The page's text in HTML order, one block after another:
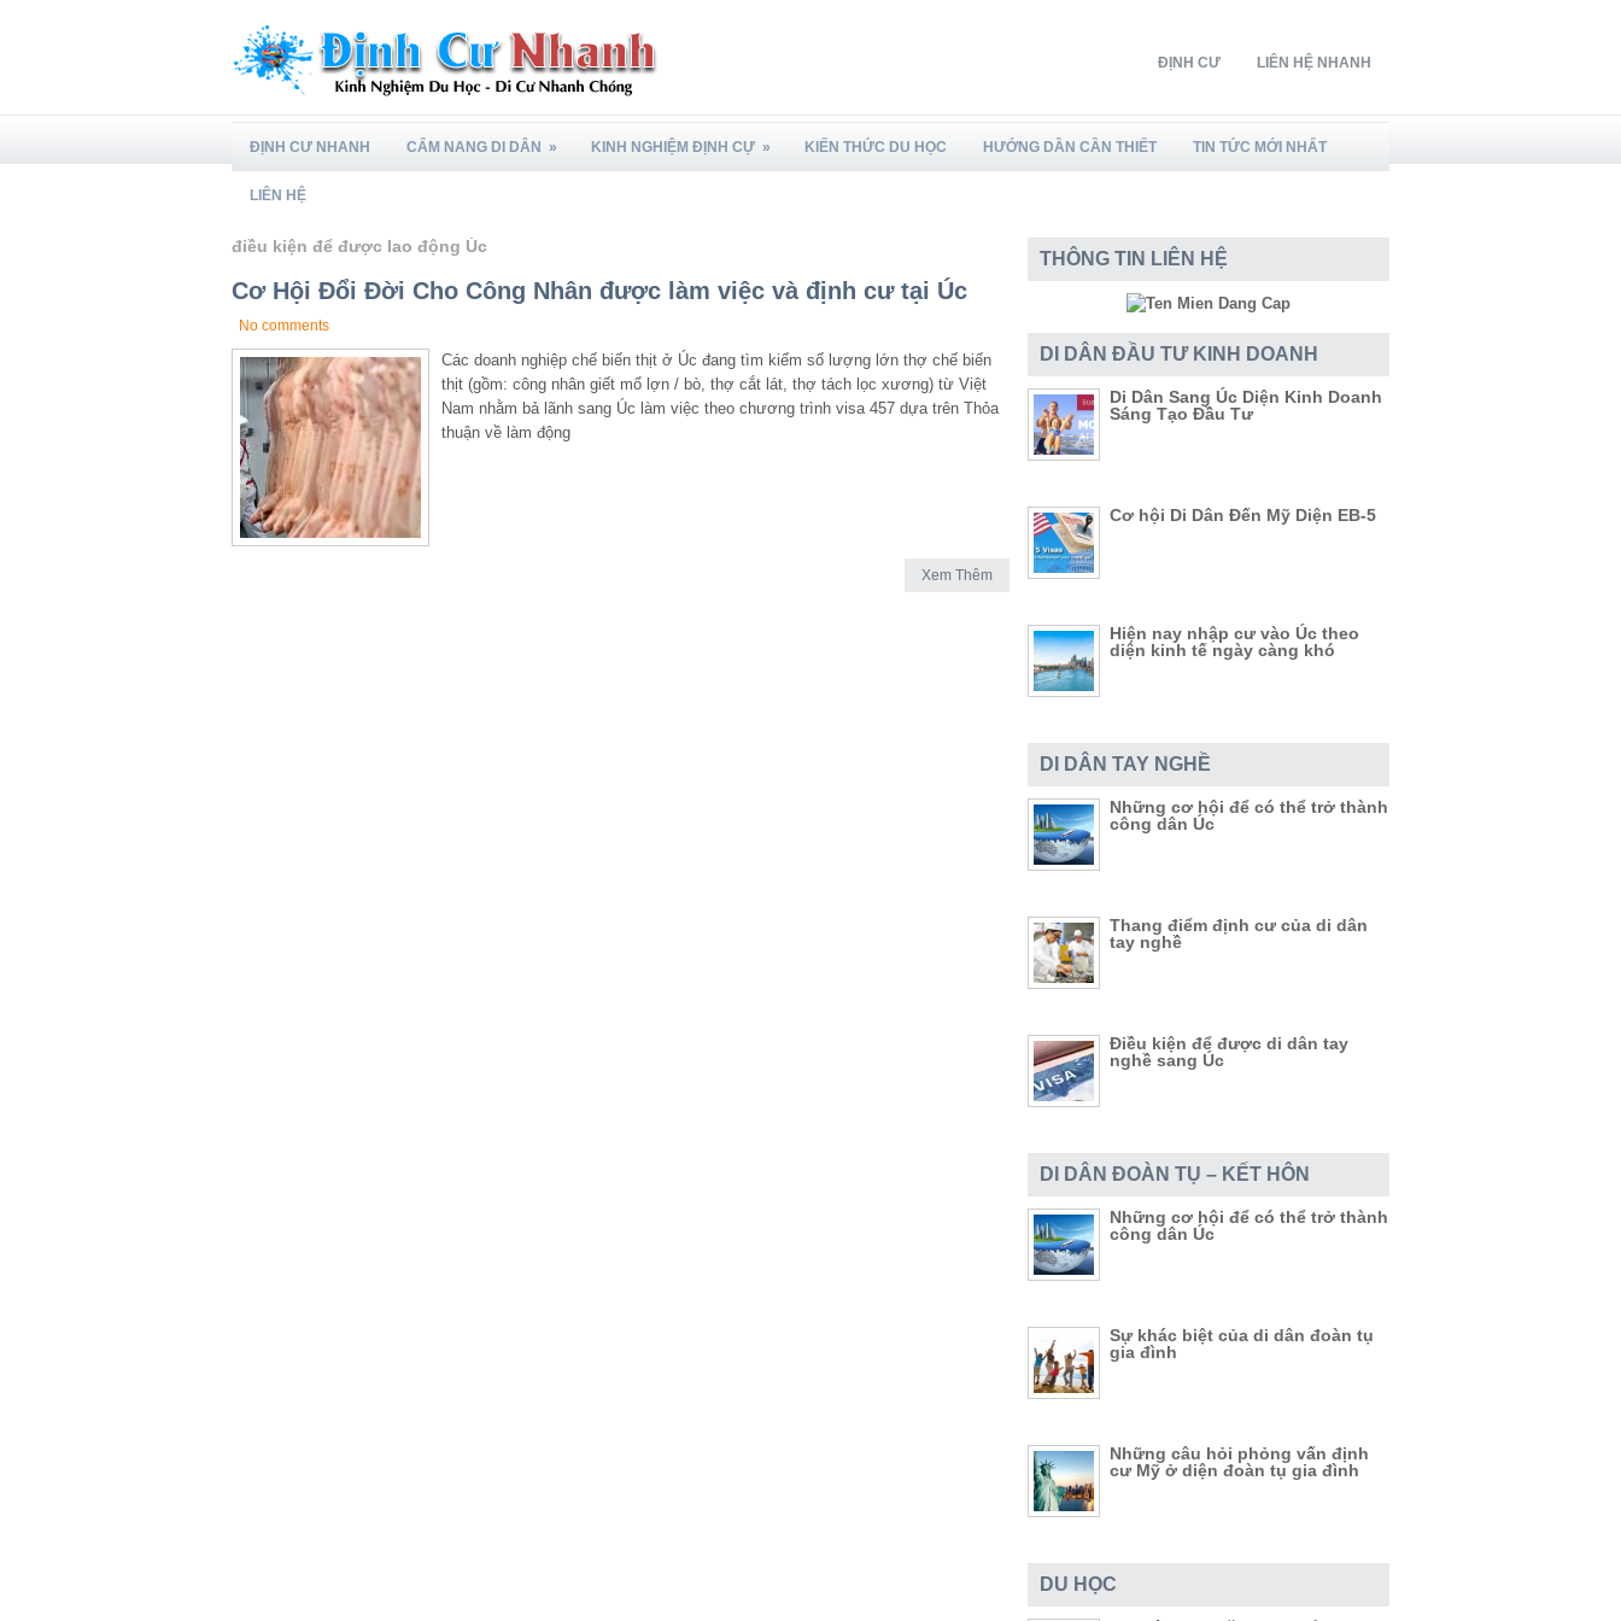
ĐỊNH CƯ LIÊN HỆ NHANH
ĐỊNH CƯ NHANH CẨM NANG DI DÂN » KINH NGHIỆM ĐỊNH CỰ » KIẾN THỨC DU HỌC HƯỚNG DẦN CẦN THIẾT TIN TỨC MỚI NHẤT
LIÊN HỆ
điều kiện để được lao động Úc
Cơ Hội Đổi Đời Cho Công Nhân được làm việc và định cư tại Úc
No comments
Các doanh nghiệp chế biến thịt ở Úc đang tìm kiếm số lượng lớn thợ chế biến
thịt (gồm: công nhân giết mổ lợn / bò, thợ cắt lát, thợ tách lọc xương) từ Việt
Nam nhằm bả lãnh sang Úc làm việc theo chương trình visa 457 dựa trên Thỏa
thuận về làm động
Xem Thêm
THÔNG TIN LIÊN HỆ
DI DÂN ĐẦU TƯ KINH DOANH
Di Dân Sang Úc Diện Kinh Doanh
Sáng Tạo Đầu Tư
Cơ hội Di Dân Đến Mỹ Diện EB-5
Hiện nay nhập cư vào Úc theo
diện kinh tế ngày càng khó
DI DÂN TAY NGHỀ
Những cơ hội để có thể trở thành
công dân Úc
Thang điểm định cư của di dân
tay nghề
Điều kiện để được di dân tay
nghề sang Úc
DI DÂN ĐOÀN TỤ – KẾT HÔN
Những cơ hội để có thể trở thành
công dân Úc
Sự khác biệt của di dân đoàn tụ
gia đình
Những câu hỏi phỏng vấn định
cư Mỹ ở diện đoàn tụ gia đình
DU HỌC